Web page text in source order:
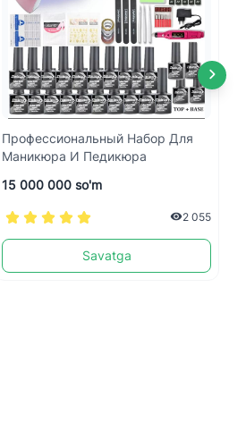
Профессиональный Набор Для
Маникюра И Педикюра
15 000 000 so'm
2 055
Savatga